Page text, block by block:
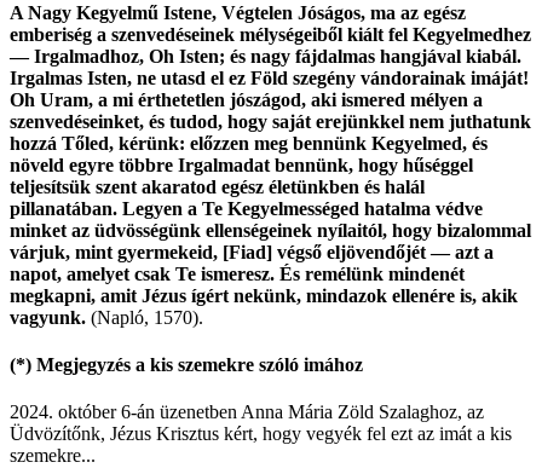
A Nagy Kegyelmű Istene, Végtelen Jóságos, ma az egész
emberiség a szenvedéseinek mélységeiből kiált fel Kegyelmedhez
— Irgalmadhoz, Oh Isten; és nagy fájdalmas hangjával kiabál.
Irgalmas Isten, ne utasd el ez Föld szegény vándorainak imáját!
Oh Uram, a mi érthetetlen jószágod, aki ismered mélyen a
szenvedéseinket, és tudod, hogy saját erejünkkel nem juthatunk
hozzá Tőled, kérünk: előzzen meg bennünk Kegyelmed, és
növeld egyre többre Irgalmadat bennünk, hogy hűséggel
teljesítsük szent akaratod egész életünkben és halál
pillanatában. Legyen a Te Kegyelmességed hatalma védve
minket az üdvösségünk ellenségeinek nyílaitól, hogy bizalommal
várjuk, mint gyermekeid, [Fiad] végső eljövendőjét — azt a
napot, amelyet csak Te ismeresz. És remélünk mindenét
megkapni, amit Jézus ígért nekünk, mindazok ellenére is, akik
vagyunk. (Napló, 1570).
(*) Megjegyzés a kis szemekre szóló imához
2024. október 6-án üzenetben Anna Mária Zöld Szalaghoz, az
Üdvözítőnk, Jézus Krisztus kért, hogy vegyék fel ezt az imát a kis
szemekre...